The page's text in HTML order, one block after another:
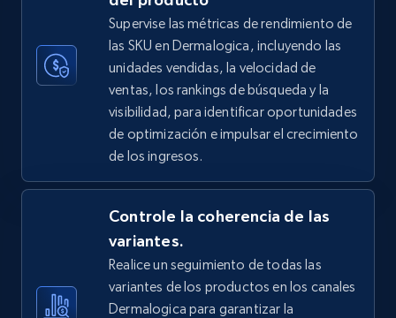
TikTok Shop - category
URL, Title, Available, Description, Currency, Initial
price, Final price, Discount percent, and more.
5.4K+ 668+ Comenzar ahora
TikTok Shop - Collect TikTok shop products
by keywords search
Supervise las métricas de rendimiento de
las SKU en Dermalogica, incluyendo las
unidades vendidas, la velocidad de
ventas, los rankings de búsqueda y la
visibilidad, para identificar oportunidades
de optimización e impulsar el crecimiento
de los ingresos.
Controle la coherencia de las
variantes.
Realice un seguimiento de todas las
variantes de los productos en los canales
Dermalogica para garantizar la